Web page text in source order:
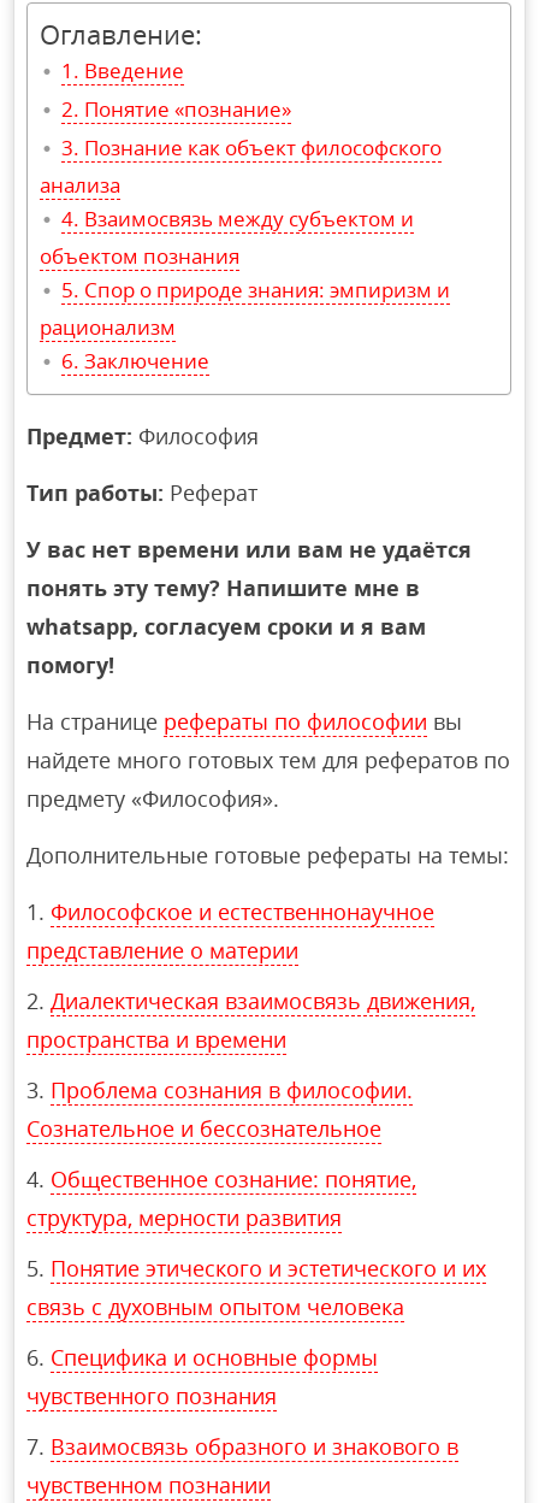
Оглавление:
Введение
Понятие «познание»
Познание как объект философского
анализа
Взаимосвязь между субъектом и
объектом познания
Спор о природе знания: эмпиризм и
рационализм
Заключение
Предмет: Философия
Тип работы: Реферат
У вас нет времени или вам не удаётся
понять эту тему? Напишите мне в
whatsapp, согласуем сроки и я вам
помогу!
На странице рефераты по философии вы
найдете много готовых тем для рефератов по
предмету «Философия».
Дополнительные готовые рефераты на темы:
Философское и естественнонаучное
представление о материи
Диалектическая взаимосвязь движения,
пространства и времени
Проблема сознания в философии.
Сознательное и бессознательное
Общественное сознание: понятие,
структура, мерности развития
Понятие этического и эстетического и их
связь с духовным опытом человека
Специфика и основные формы
чувственного познания
Взаимосвязь образного и знакового в
чувственном познании